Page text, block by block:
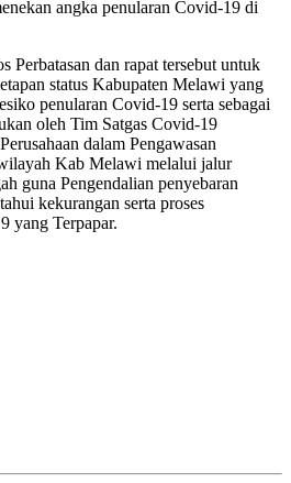
angka penularan Covid-19 di
Perbatasan dan rapat tersebut untuk
status Kabupaten Melawi yang
penularan Covid-19 serta sebagai
oleh Tim Satgas Covid-19
dalam Pengawasan
Kab Melawi melalui jalur
guna Pengendalian penyebaran
kekurangan serta proses
yang Terpapar.